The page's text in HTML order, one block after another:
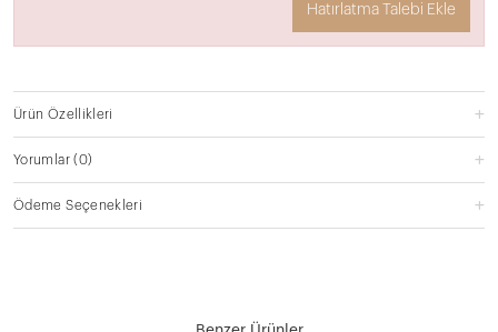
Hatırlatma Talebi Ekle
Ürün Özellikleri
Yorumlar(0)
Ödeme Seçenekleri